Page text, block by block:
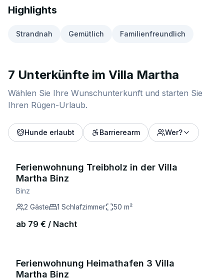
Highlights
Strandnah Gemütlich Familienfreundlich
7 Unterkünfte im Villa Martha
Wählen Sie Ihre Wunschunterkunft und starten Sie
Ihren Rügen-Urlaub.
Hunde erlaubt Barrierearm Wer?
Ferienwohnung Treibholz in der Villa
Martha Binz
Binz
2 Gäste 1 Schlafzimmer 50 m²
ab 79 € / Nacht
Ferienwohnung Heimathafen 3 Villa
Martha Binz